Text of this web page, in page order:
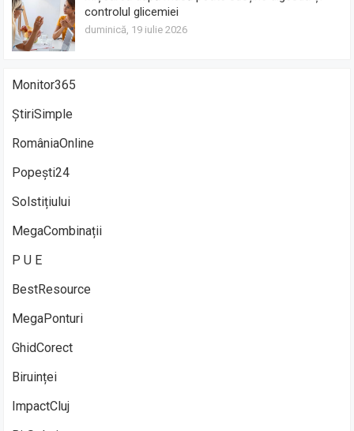
controlul glicemiei
duminică, 19 iulie 2026
Monitor365
ȘtiriSimple
RomâniaOnline
Popești24
Solstițiului
MegaCombinații
P U E
BestResource
MegaPonturi
GhidCorect
Biruinței
ImpactCluj